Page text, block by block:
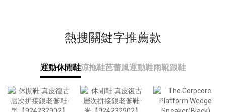
熱搜關鍵字推薦款
運動休閒鞋涼拖鞋芭蕾風運動鞋雨靴跟鞋